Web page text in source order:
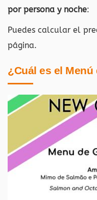
por persona y noche:
Puedes calcular el
página.
¿Cuál es el Menú